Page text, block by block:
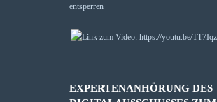
entsperren
EXPERTENANHÖRUNG DES